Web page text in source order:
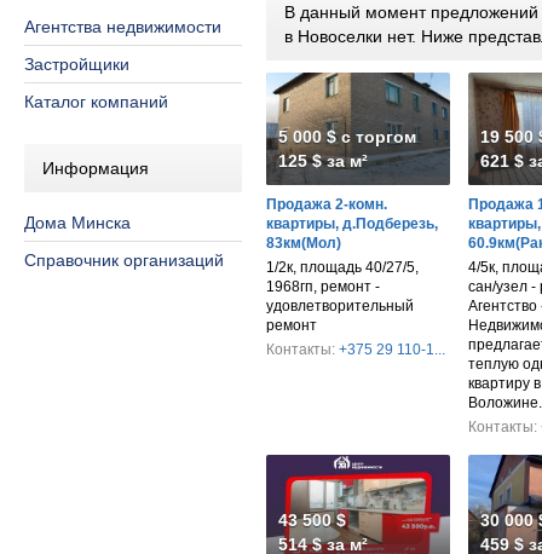
Агентства недвижимости
Застройщики
Каталог компаний
Информация
Дома Минска
Справочник организаций
В данный момент предложений
в Новоселки нет. Ниже
5 000 $ с торгом
125 $ за м²
Продажа 2-комн.
квартиры, д.Подберезь,
83км(Мол)
1/2к, площадь 40/27/5,
1968гп, ремонт -
удовлетворительный
ремонт
Контакты: +375 29 110-1...
19 500
621 $
Продажа
4/5к,
сан/узел
теплую
квартиру
Воложине.
Контакты:
43 500 $
514 $ за м²
30 000
459 $